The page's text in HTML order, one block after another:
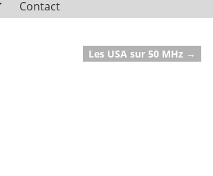
Contact
Les USA sur 50 MHz →